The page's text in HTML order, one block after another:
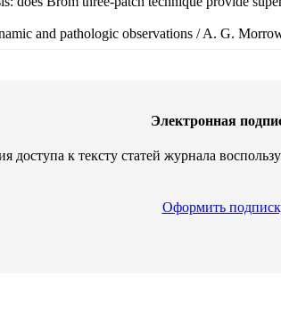
and pathologic observations / A. G.
Электронная
доступа к тексту статей журнала
Оформить